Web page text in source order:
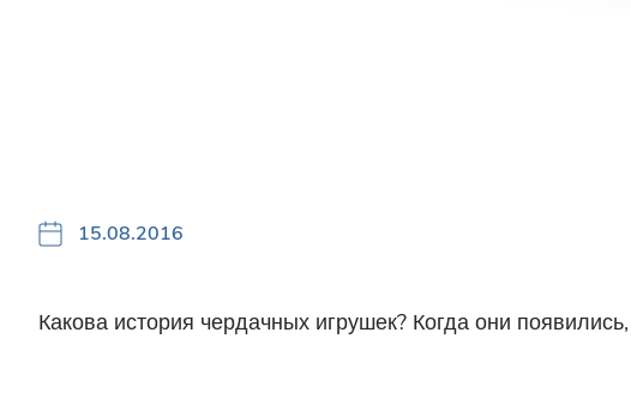
15.08.2016
Какова история чердачных игрушек? Когда они